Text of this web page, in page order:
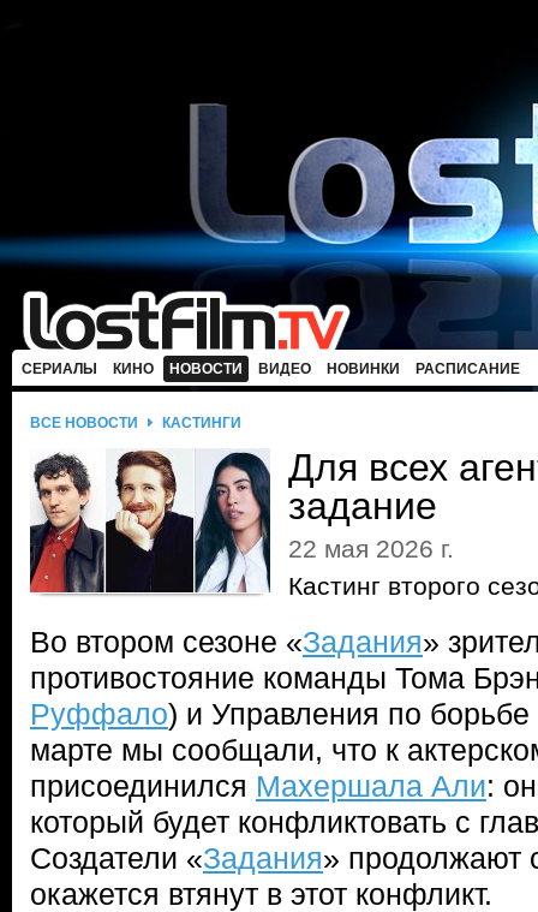
СЕРИАЛЫ КИНО НОВОСТИ ВИДЕО НОВИНКИ РАСПИСАНИЕ
ВСЕ НОВОСТИ КАСТИНГИ
Для всех
задание
22 мая 2026 г.
Кастинг второго
Во втором сезоне «Задания»
противостояние команды Тома
Руффало) и Управления по
марте мы сообщали, что к
присоединился Махершала Али:
который будет конфликтовать с
Создатели «Задания» продолжают
окажется втянут в этот конфликт.